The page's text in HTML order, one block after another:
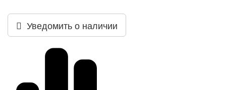
Уведомить о наличии